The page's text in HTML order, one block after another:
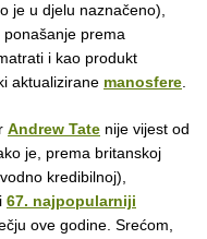
je u djelu naznačeno),
prema
i kao produkt
aktualizirane manosfere.
Andrew Tate nije vijest od
je, prema britanskoj
kredibilnoj),
67. najpopularniji
ove godine. Srećom,